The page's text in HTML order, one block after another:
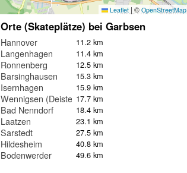
Leaflet | © OpenStreetMap
Orte (Skateplätze) bei Garbsen
Hannover 11.2 km
Langenhagen 11.4 km
Ronnenberg 12.5 km
Barsinghausen 15.3 km
Isernhagen 15.9 km
Wennigsen (Deister)17.7 km
Bad Nenndorf 18.4 km
Laatzen 23.1 km
Sarstedt 27.5 km
Hildesheim 40.8 km
Bodenwerder 49.6 km